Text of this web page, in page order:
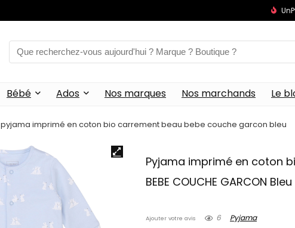
Bébé Ados Nos marques Nos marchands Le
pyjama imprimé en coton bio carrement beau bebe couche garcon bleu
Pyjama imprimé en coton bio
BEBE COUCHE GARCON Bleu
Ajouter votre avis 6 Pyjama